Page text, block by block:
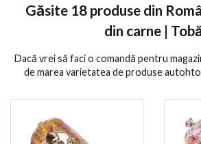
Găsite 18produse din
din carne |
Dacă vrei să faci o comandă pentru
de marea varietatea de produse